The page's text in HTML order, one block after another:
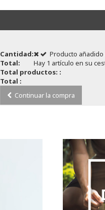
Producto
Cantidad:
Total:
Hay 1 artículo en su
Total productos: :
Total :
Continuar la compra